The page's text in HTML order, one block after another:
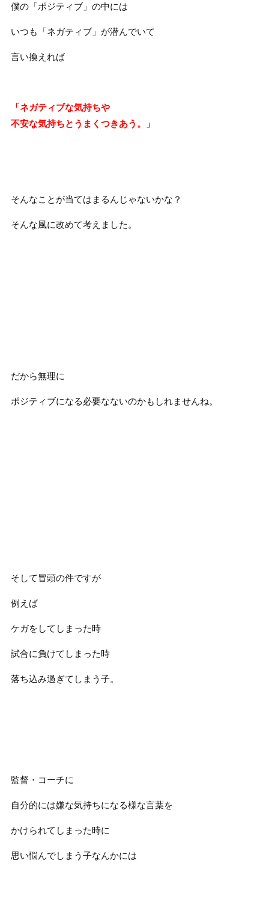
僕の「ポジティブ」の中には
いつも「ネガティブ」が潜んでいて
言い換えれば
「ネガティブな気持ちや
不安な気持ちとうまくつきあう。」
そんなことが当てはまるんじゃないかな？
そんな風に改めて考えました。
だから無理に
ポジティブになる必要なないのかもしれませんね。
そして冒頭の件ですが
例えば
ケガをしてしまった時
試合に負けてしまった時
落ち込み過ぎてしまう子。
監督・コーチに
自分的には嫌な気持ちになる様な言葉を
かけられてしまった時に
思い悩んでしまう子なんかには